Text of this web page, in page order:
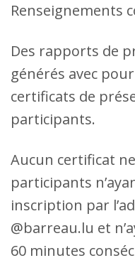
Renseignements
Des rapports de
générés avec
certificats de
participants.
Aucun certificat
participants
inscription par
@barreau.lu et
60 minutes